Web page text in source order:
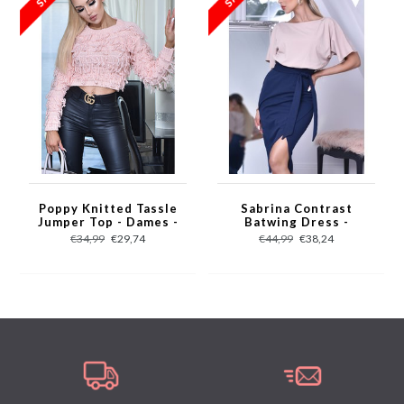
95% Polyester 5% Elastane
Model wears EU size 34
Poppy Knitted Tassle
Jumper Top - Dames -
Roze
€34,99 €29,74
Sabrina Contrast
Batwing Dress -
Dames - Navy
€44,99 €38,24